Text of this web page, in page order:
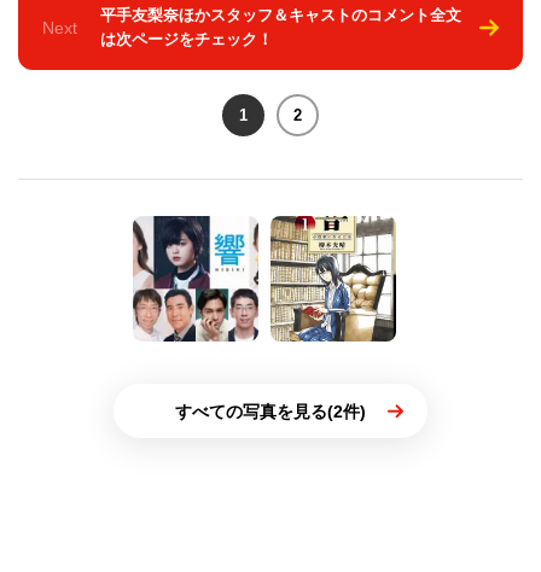
Next
平手友梨奈ほかスタッフ＆キャストのコメント全文
は次ページをチェック！
1 2
すべての写真を見る(2件)